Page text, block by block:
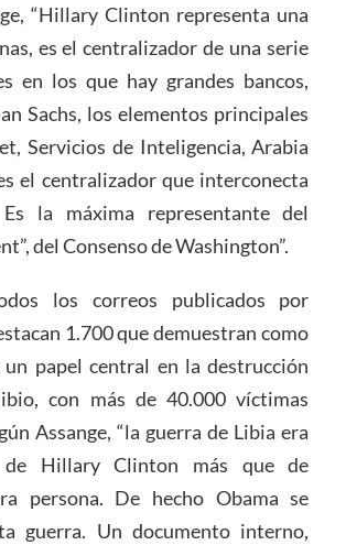
“Hillary Clinton representa una
es el centralizador de una serie
en los que hay grandes bancos,
Sachs, los elementos principales
Servicios de Inteligencia, Arabia
el centralizador que interconecta
la máxima representante del
del Consenso de Washington”.
los correos publicados por
1.700 que demuestran como
papel central en la destrucción
con más de 40.000 víctimas
Assange, “la guerra de Libia era
de Hillary Clinton más que de
persona. De hecho Obama se
guerra. Un documento interno,